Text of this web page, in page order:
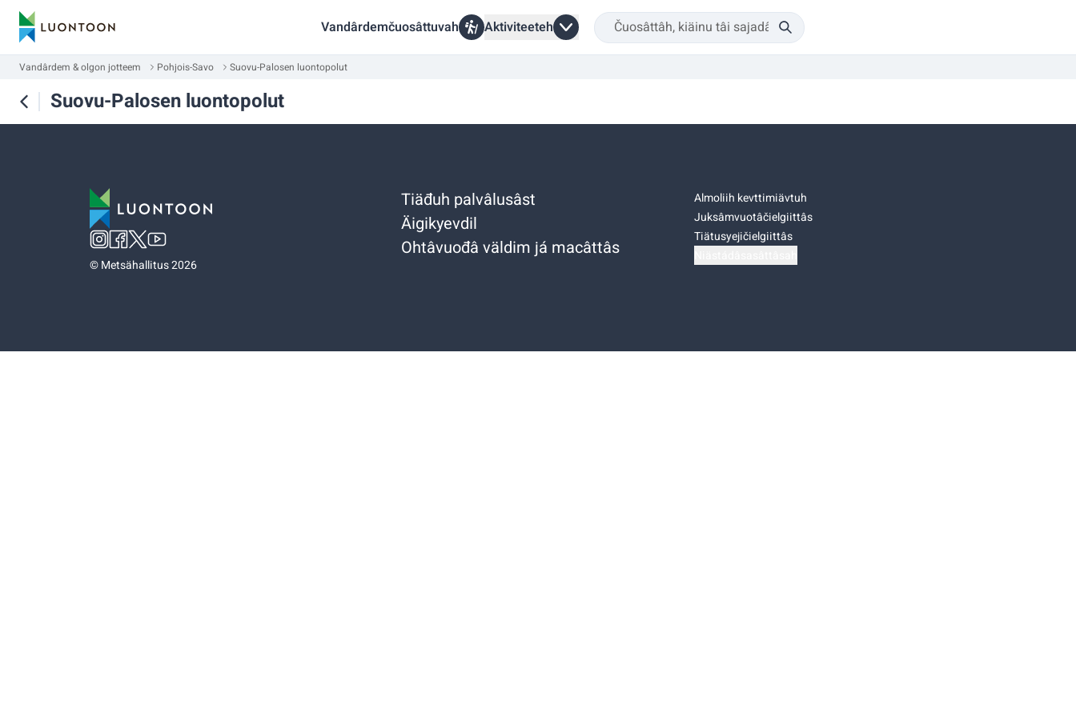
Vandârdemčuosâttuvah Aktiviteeteh
Vandârdem & olgon jotteem Pohjois-Savo Suovu-Palosen luontopolut
Suovu-Palosen luontopolut
©Metsähallitus 2026
Tiäđuh palvâlusâst
Äigikyevdil
Ohtâvuođâ väldim já macâttâs
Almoliih kevttimiävtuh
Juksâmvuotâčielgiittâs
Tiätusyejičielgiittâs